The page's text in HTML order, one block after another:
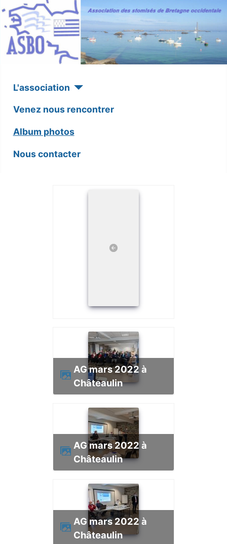
L'association
Venez nous rencontrer
Album photos
Nous contacter
AG mars 2022 à
Châteaulin
AG mars 2022 à
Châteaulin
AG mars 2022 à
Châteaulin